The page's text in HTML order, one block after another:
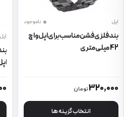
اپل ناموجود
بند فلزی فشن مناسب برای اپل واچ
42 میلی متری
320,000تومان
انتخاب گزینه ها
این محصول دارای انواع مختلفی می
اپل
اپل